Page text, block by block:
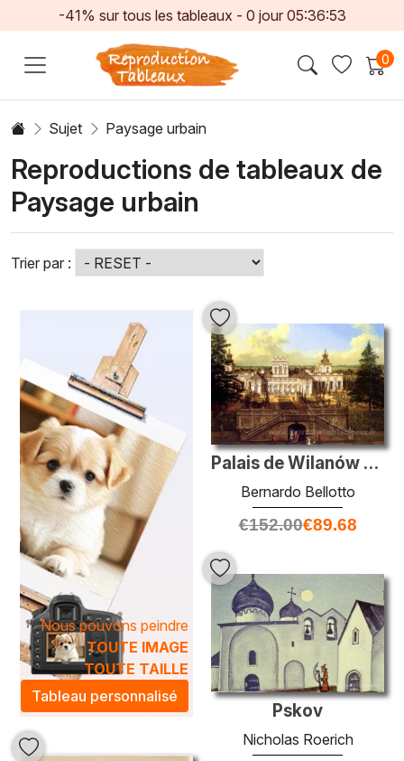
-41% sur tous les tableaux -0 jour 05:36:51
0
Sujet Paysage urbain
Reproductions de tableaux de
Paysage urbain
Trier par :
Nous pouvons peindre
TOUTE IMAGE
TOUTE TAILLE
Tableau personnalisé
Palais de Wilanów vu du jardin
Bernardo Bellotto
€152.00€89.68
Pskov
Nicholas Roerich